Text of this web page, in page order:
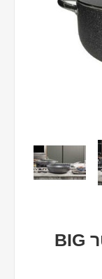
סוטז 32 ס"מ 4.3 ליטר BIG